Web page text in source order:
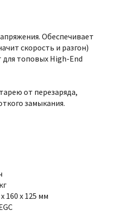
Обеспечивает
скорость и разгон)
топовых High-End
от перезаряда,
замыкания.
160 х 125 мм